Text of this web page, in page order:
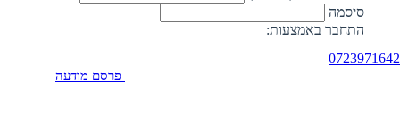
0723971642
סיסמה
התחבר באמצעות:
פרסם מודעה